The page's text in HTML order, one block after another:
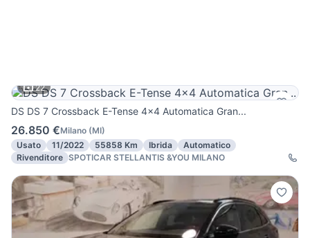
22
DS DS 7 Crossback E-Tense 4x4 Automatica Gran...
26.850 €Milano (MI)
Usato
11/2022 55858 Km Ibrida
Automatico
Rivenditore SPOTICAR STELLANTIS &YOU MILANO